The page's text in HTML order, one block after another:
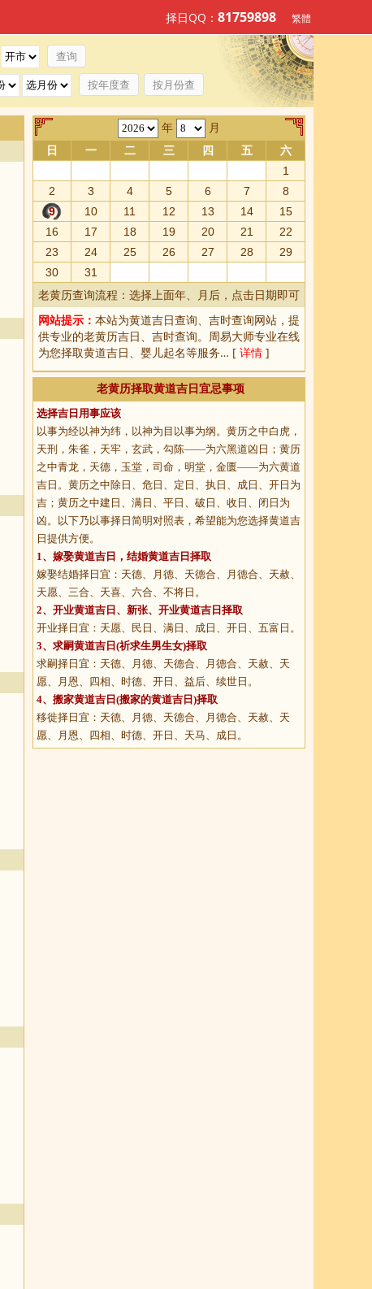
按年度查 按月份查
择日QQ： 81759898 繁體
年 月
日 一 二 三 四 五
六
1
2
3 4 5 6 7
8
9
10 11 12 13 14
15
16
17 18 19 20 21
22
23
24 25 26 27 28
29
30
31
老黄历查询流程：选择上面年、月后，点击日期即可
网站提示： 本站为黄道吉日查询、 吉时查询网站，提
供专业的老黄历吉日、吉时查询。周易大师专业在线
为您择取黄道吉日、婴儿起名等服务… [ 详情 ]
老黄历择取黄道吉日宜忌事项
选择吉日用事应该
以事为经以神为纬，以神为目以事为纲。黄历之中白虎，
天刑，朱雀，天牢，玄武，勾陈——为六黑道凶日；黄历
之中青龙，天德，玉堂，司命，明堂，金匮——为六黄道
吉日。黄历之中除日、危日、定日、执日、成日、开日为
吉；黄历之中建日、满日、平日、破日、收日、闭日为
凶。以下乃以事择日简明对照表，希望能为您选择黄道吉
日提供方便。
1、 嫁娶黄道吉日 ，结婚黄道吉日择取
嫁娶结婚择日宜：天德、月德、天德合、月德合、天赦、
天愿、三合、天喜、六合、不将日。
2、 开业黄道吉日 、新张、开业黄道吉日择取
开业择日宜：天愿、民日、满日、成日、开日、五富日。
3、 求嗣黄道吉日 (祈求生男生女)择取
求嗣择日宜：天德、月德、天德合、月德合、天赦、天
愿、月恩、四相、时德、开日、益后、续世日。
4、 搬家黄道吉日 (搬家的黄道吉日)择取
移徙择日宜：天德、月德、天德合、月德合、天赦、天
愿、月恩、四相、时德、开日、天马、成日。